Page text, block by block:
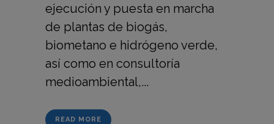
ejecución y puesta en marcha
de plantas de biogás,
biometano e hidrógeno verde,
así como en consultoría
medioambiental,...
READ MORE